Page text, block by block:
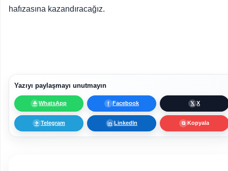
hafızasına kazandıracağız.
Yazıyı paylaşmayı unutmayın
☘ WhatsApp f Facebook 𝕏 X
✈ Telegram in LinkedIn ⧉ Kopyala